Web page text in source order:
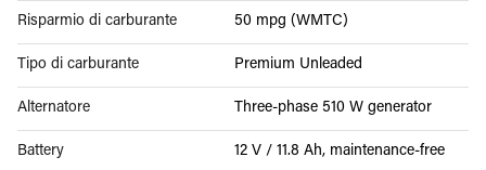
Risparmio di carburante 50 mpg (WMTC)
Tipo di carburante Premium Unleaded
Alternatore Three-phase 510 W generator
Battery 12 V / 11.8 Ah, maintenance-free